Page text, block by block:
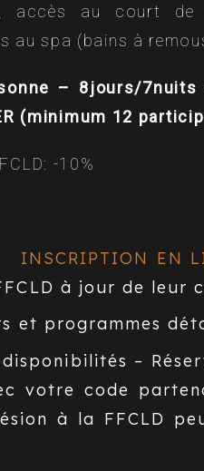
accès au court de
au spa (bains à
– 8jours/
(minimum 12
-10%
INSCRIPTION EN
à jour de leur
et programmes
–
votre code
à la FFCLD